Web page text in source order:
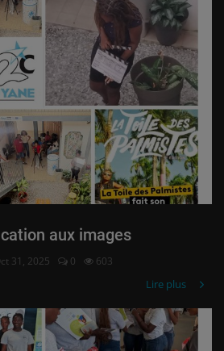
aux images
31, 2025 0 603
Lire plus